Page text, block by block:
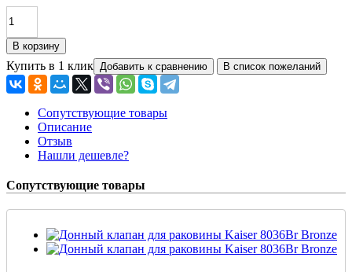
Купить в 1 клик
Сопутствующие товары
Описание
Отзыв
Нашли дешевле?
Сопутствующие товары